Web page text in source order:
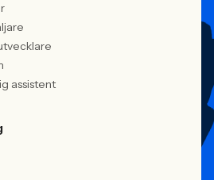
assistent